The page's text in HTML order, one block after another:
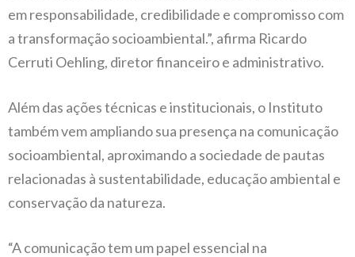
em responsabilidade, credibilidade e compromisso com
a transformação socioambiental.”, afirma Ricardo
Cerruti Oehling, diretor financeiro e administrativo.
Além das ações técnicas e institucionais, o Instituto
também vem ampliando sua presença na comunicação
socioambiental, aproximando a sociedade de pautas
relacionadas à sustentabilidade, educação ambiental e
conservação da natureza.
“A comunicação tem um papel essencial na